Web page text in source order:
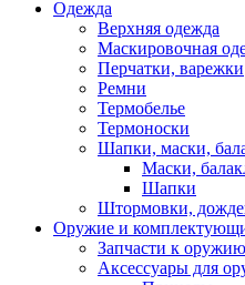
Одежда
Верхняя одежда
Маскировочная
Перчатки, варежки
Ремни
Термобелье
Термоноски
Шапки, маски,
Маски,
Шапки
Штормовки,
Оружие и
Запчасти к оружию
Аксессуары для